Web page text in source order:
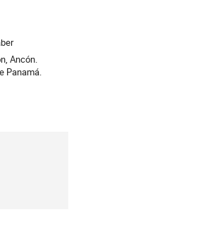
Ancón.
Panamá.